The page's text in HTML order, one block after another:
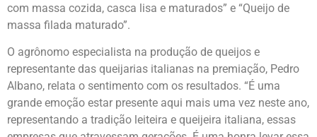
com massa cozida, casca lisa e maturados” e “Queijo de
massa filada maturado”.
O agrônomo especialista na produção de queijos e
representante das queijarias italianas na premiação, Pedro
Albano, relata o sentimento com os resultados. “É uma
grande emoção estar presente aqui mais uma vez neste ano,
representando a tradição leiteira e queijeira italiana, essas